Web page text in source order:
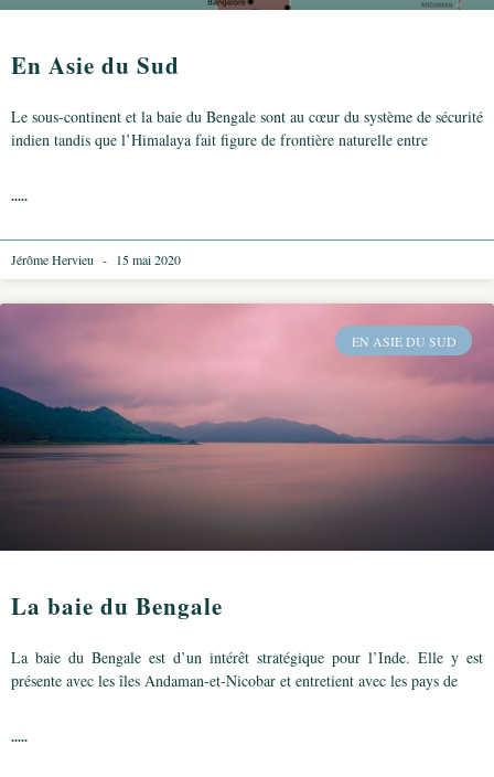
En Asie du Sud
Le sous-continent et la baie du Bengale sont au cœur du système de sécurité
indien tandis que l’Himalaya fait figure de frontière naturelle entre
.....
Jérôme Hervieu 15 mai 2020
EN ASIE DU SUD
La baie du Bengale
La baie du Bengale est d’un intérêt stratégique pour l’Inde. Elle y est
présente avec les îles Andaman-et-Nicobar et entretient avec les pays de
.....